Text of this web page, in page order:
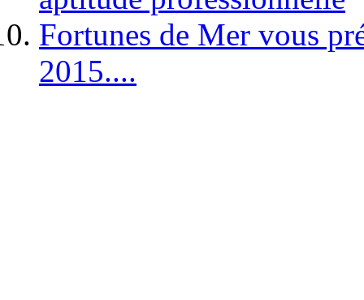
Fortunes de Mer vous
2015....